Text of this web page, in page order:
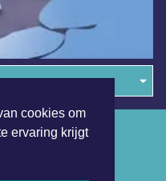
cookies om
ervaring krijgt